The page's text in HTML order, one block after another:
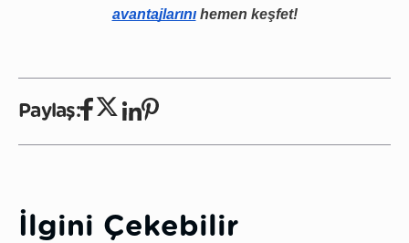
avantajlarını hemen keşfet!
Paylaş:
İlgini Çekebilir